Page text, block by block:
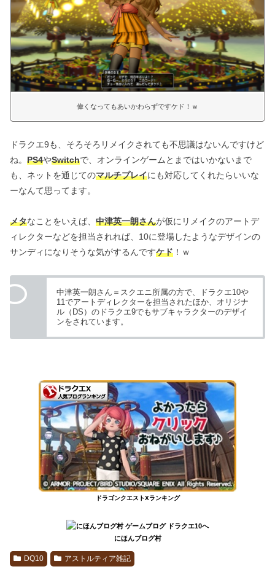
偉くなってもあいかわらずですケド！ｗ
ドラクエ9も、そろそろリメイクされても不思議はないんですけど
ね。 PS4やSwitchで、オンラインゲームとまではいかないまで
も、ネットを通じてのマルチプレイにも対応してくれたらいいな
ーなんて思ってます。
メタなことをいえば、 中津英一朗さんが仮にリメイクのアートデ
ィレクターなどを担当されれば、10に登場したようなデザインの
サンディになりそうな気がするんですケド ！ｗ
中津英一朗さん＝スクエニ所属の方で、ドラクエ10や
11でアートディレクターを担当されたほか、オリジナ
ル（DS）のドラクエ9でもサブキャラクターのデザイ
ンをされています。
ドラゴンクエストXランキング
にほんブログ村
DQ10 アストルティア雑記